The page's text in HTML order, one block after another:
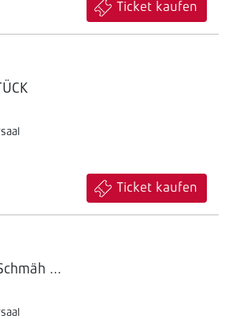
Ticket kaufen
Ticket kaufen
...